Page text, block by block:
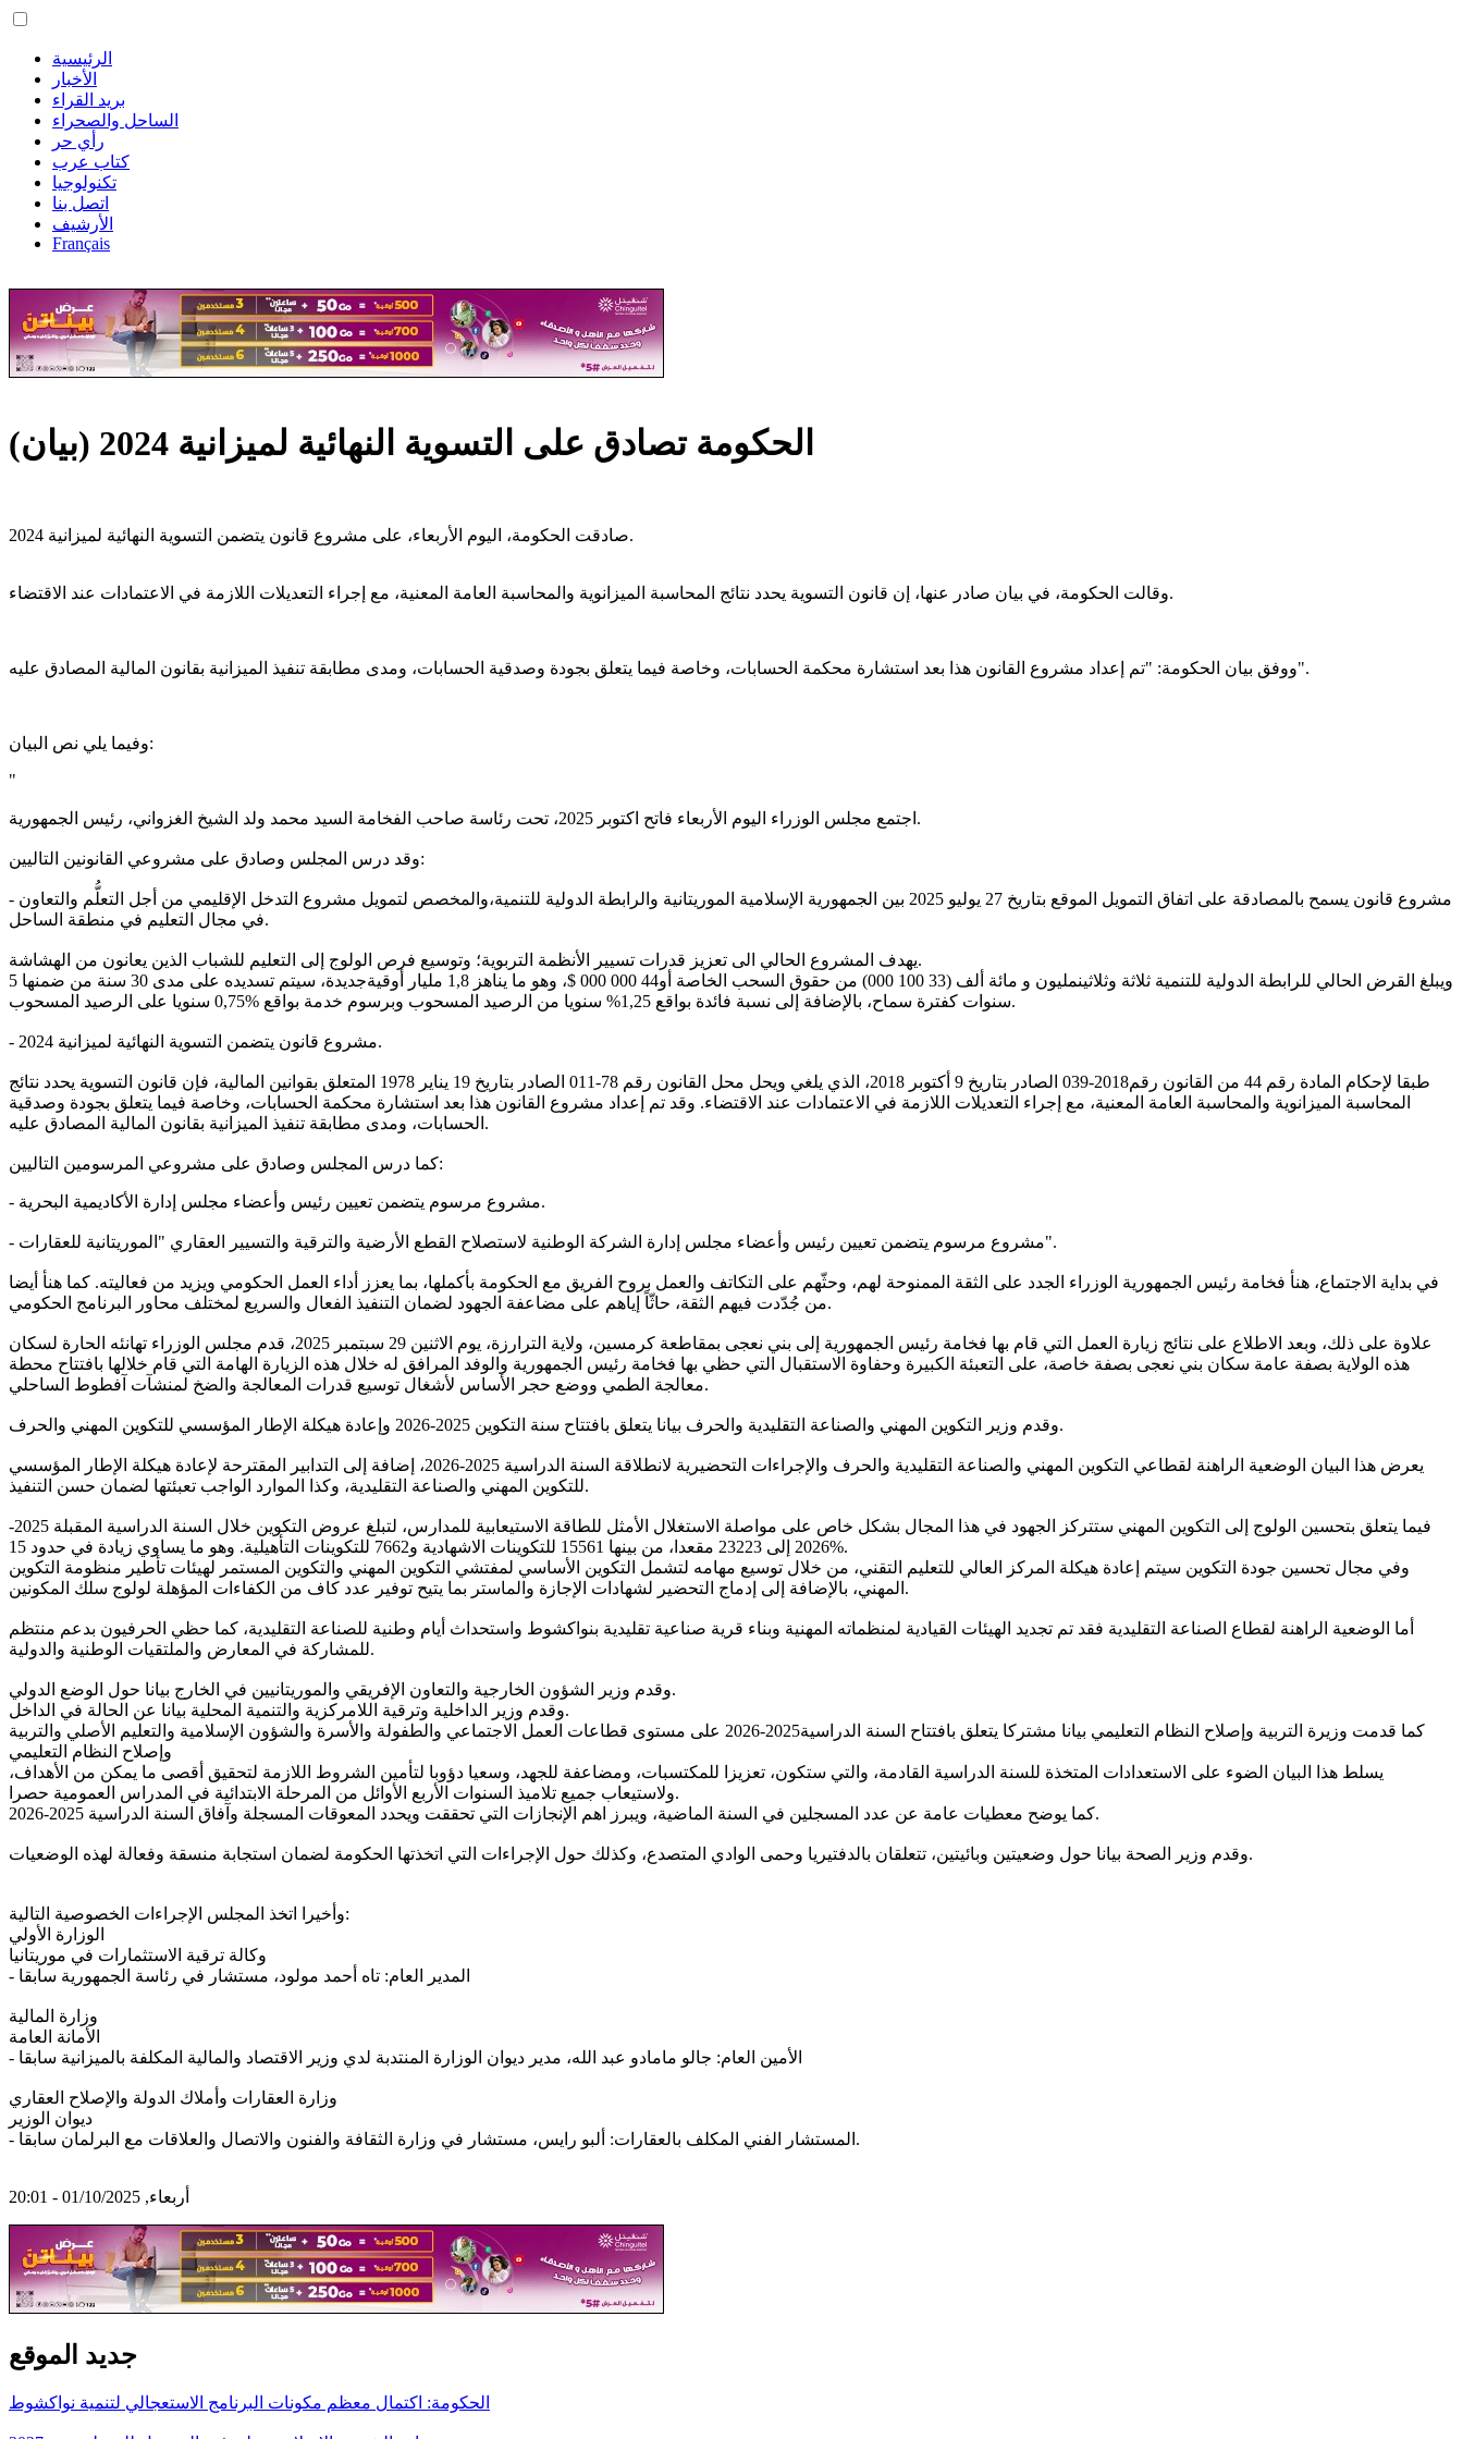
الرئيسية
الأخبار
بريد القراء
الساحل والصحراء
رأي حر
كتاب عرب
تكنولوجيا
اتصل بنا
الأرشيف
Français
الحكومة تصادق على التسوية النهائية لميزانية 2024 (بيان)
صادقت الحكومة، اليوم الأربعاء، على مشروع قانون يتضمن التسوية النهائية لميزانية 2024.
وقالت الحكومة، في بيان صادر عنها، إن قانون التسوية يحدد نتائج المحاسبة الميزانوية والمحاسبة العامة المعنية، مع إجراء التعديلات اللازمة في الاعتمادات عند الاقتضاء.
ووفق بيان الحكومة: "تم إعداد مشروع القانون هذا بعد استشارة محكمة الحسابات، وخاصة فيما يتعلق بجودة وصدقية الحسابات، ومدى مطابقة تنفيذ الميزانية بقانون المالية المصادق عليه".
وفيما يلي نص البيان:
"
اجتمع مجلس الوزراء اليوم الأربعاء فاتح اكتوبر 2025، تحت رئاسة صاحب الفخامة السيد محمد ولد الشيخ الغزواني، رئيس الجمهورية.
وقد درس المجلس وصادق على مشروعي القانونين التاليين:
‐ مشروع قانون يسمح بالمصادقة على اتفاق التمويل الموقع بتاريخ 27 يوليو 2025 بين الجمهورية الإسلامية الموريتانية والرابطة الدولية للتنمية،والمخصص لتمويل مشروع التدخل الإقليمي من أجل التعلُّم والتعاون
في مجال التعليم في منطقة الساحل.
يهدف المشروع الحالي الى تعزيز قدرات تسيير الأنظمة التربوية؛ وتوسيع فرص الولوج إلى التعليم للشباب الذين يعانون من الهشاشة.
ويبلغ القرض الحالي للرابطة الدولية للتنمية ثلاثة وثلاثينمليون و مائة ألف (33 100 000) من حقوق السحب الخاصة أو44 000 000 $، وهو ما يناهز 1,8 مليار أوقيةجديدة، سيتم تسديده على مدى 30 سنة من ضمنها 5
سنوات كفترة سماح، بالإضافة إلى نسبة فائدة بواقع 1,25% سنويا من الرصيد المسحوب وبرسوم خدمة بواقع %0,75 سنويا على الرصيد المسحوب.
‐ مشروع قانون يتضمن التسوية النهائية لميزانية 2024.
طبقا لإحكام المادة رقم 44 من القانون رقم2018-039 الصادر بتاريخ 9 أكتوبر 2018، الذي يلغي ويحل محل القانون رقم 78-011 الصادر بتاريخ 19 يناير 1978 المتعلق بقوانين المالية، فإن قانون التسوية يحدد نتائج
المحاسبة الميزانوية والمحاسبة العامة المعنية، مع إجراء التعديلات اللازمة في الاعتمادات عند الاقتضاء. وقد تم إعداد مشروع القانون هذا بعد استشارة محكمة الحسابات، وخاصة فيما يتعلق بجودة وصدقية
الحسابات، ومدى مطابقة تنفيذ الميزانية بقانون المالية المصادق عليه.
كما درس المجلس وصادق على مشروعي المرسومين التاليين:
‐ مشروع مرسوم يتضمن تعيين رئيس وأعضاء مجلس إدارة الأكاديمية البحرية.
‐ مشروع مرسوم يتضمن تعيين رئيس وأعضاء مجلس إدارة الشركة الوطنية لاستصلاح القطع الأرضية والترقية والتسيير العقاري "الموريتانية للعقارات".
في بداية الاجتماع، هنأ فخامة رئيس الجمهورية الوزراء الجدد على الثقة الممنوحة لهم، وحثّهم على التكاتف والعمل بروح الفريق مع الحكومة بأكملها، بما يعزز أداء العمل الحكومي ويزيد من فعاليته. كما هنأ أيضا
من جُدّدت فيهم الثقة، حاثّاً إياهم على مضاعفة الجهود لضمان التنفيذ الفعال والسريع لمختلف محاور البرنامج الحكومي.
علاوة على ذلك، وبعد الاطلاع على نتائج زيارة العمل التي قام بها فخامة رئيس الجمهورية إلى بني نعجى بمقاطعة كرمسين، ولاية الترارزة، يوم الاثنين 29 سبتمبر 2025، قدم مجلس الوزراء تهانئه الحارة لسكان
هذه الولاية بصفة عامة سكان بني نعجى بصفة خاصة، على التعبئة الكبيرة وحفاوة الاستقبال التي حظي بها فخامة رئيس الجمهورية والوفد المرافق له خلال هذه الزيارة الهامة التي قام خلالها بافتتاح محطة
معالجة الطمي ووضع حجر الأساس لأشغال توسيع قدرات المعالجة والضخ لمنشآت آفطوط الساحلي.
وقدم وزير التكوين المهني والصناعة التقليدية والحرف بيانا يتعلق بافتتاح سنة التكوين 2025-2026 وإعادة هيكلة الإطار المؤسسي للتكوين المهني والحرف.
يعرض هذا البيان الوضعية الراهنة لقطاعي التكوين المهني والصناعة التقليدية والحرف والإجراءات التحضيرية لانطلاقة السنة الدراسية 2025-2026، إضافة إلى التدابير المقترحة لإعادة هيكلة الإطار المؤسسي
للتكوين المهني والصناعة التقليدية، وكذا الموارد الواجب تعبئتها لضمان حسن التنفيذ.
فيما يتعلق بتحسين الولوج إلى التكوين المهني ستتركز الجهود في هذا المجال بشكل خاص على مواصلة الاستغلال الأمثل للطاقة الاستيعابية للمدارس، لتبلغ عروض التكوين خلال السنة الدراسية المقبلة 2025-
2026 إلى 23223 مقعدا، من بينها 15561 للتكوينات الاشهادية و7662 للتكوينات التأهيلية. وهو ما يساوي زيادة في حدود 15%.
وفي مجال تحسين جودة التكوين سيتم إعادة هيكلة المركز العالي للتعليم التقني، من خلال توسيع مهامه لتشمل التكوين الأساسي لمفتشي التكوين المهني والتكوين المستمر لهيئات تأطير منظومة التكوين
المهني، بالإضافة إلى إدماج التحضير لشهادات الإجازة والماستر بما يتيح توفير عدد كاف من الكفاءات المؤهلة لولوج سلك المكونين.
أما الوضعية الراهنة لقطاع الصناعة التقليدية فقد تم تجديد الهيئات القيادية لمنظماته المهنية وبناء قرية صناعية تقليدية بنواكشوط واستحداث أيام وطنية للصناعة التقليدية، كما حظي الحرفيون بدعم منتظم
للمشاركة في المعارض والملتقيات الوطنية والدولية.
وقدم وزير الشؤون الخارجية والتعاون الإفريقي والموريتانيين في الخارج بيانا حول الوضع الدولي.
وقدم وزير الداخلية وترقية اللامركزية والتنمية المحلية بيانا عن الحالة في الداخل.
كما قدمت وزيرة التربية وإصلاح النظام التعليمي بيانا مشتركا يتعلق بافتتاح السنة الدراسية2025-2026 على مستوى قطاعات العمل الاجتماعي والطفولة والأسرة والشؤون الإسلامية والتعليم الأصلي والتربية
يسلط هذا البيان الضوء على الاستعدادات المتخذة للسنة الدراسية القادمة، والتي ستكون، تعزيزا للمكتسبات، ومضاعفة للجهد، وسعيا دؤوبا لتأمين الشروط اللازمة لتحقيق أقصى ما يمكن من الأهداف،
ولاستيعاب جميع تلاميذ السنوات الأربع الأوائل من المرحلة الابتدائية في المدراس العمومية حصرا.
كما يوضح معطيات عامة عن عدد المسجلين في السنة الماضية، ويبرز اهم الإنجازات التي تحققت ويحدد المعوقات المسجلة وآفاق السنة الدراسية 2025-2026.
وقدم وزير الصحة بيانا حول وضعيتين وبائيتين، تتعلقان بالدفتيريا وحمى الوادي المتصدع، وكذلك حول الإجراءات التي اتخذتها الحكومة لضمان استجابة منسقة وفعالة لهذه الوضعيات.
وأخيرا اتخذ المجلس الإجراءات الخصوصية التالية:
وكالة ترقية الاستثمارات في موريتانيا
وزارة العقارات وأملاك الدولة والإصلاح العقاري
‐ المستشار الفني المكلف بالعقارات: ألبو رايس، مستشار في وزارة الثقافة والفنون والاتصال والعلاقات مع البرلمان سابقا.
أربعاء, 01/10/2025 - 20:01
جديد الموقع
الحكومة: اكتمال معظم مكونات البرنامج الاستعجالي لتنمية نواكشوط